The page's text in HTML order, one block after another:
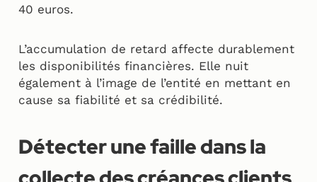
40 euros.
L’accumulation de retard affecte durablement
les disponibilités financières. Elle nuit
également à l’image de l’entité en mettant en
cause sa fiabilité et sa crédibilité.
Détecter une faille dans la